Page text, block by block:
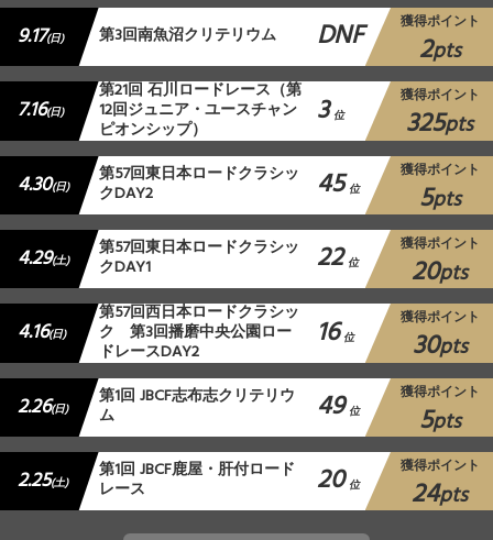
9.17(日) 第3回南魚沼クリテリウム DNF 獲得ポイント
2pts
7.16(日)
第21回 石川ロードレース（第
12回ジュニア・ユースチャン
ピオンシップ） 3 位
獲得ポイント
325pts
4.30(日) 第57回東日本ロードクラシッ
クDAY2 45 位
獲得ポイント
5pts
4.29(土) 第57回東日本ロードクラシッ
クDAY1 22 位
獲得ポイント
20pts
4.16(日)
第57回西日本ロードクラシッ
ク 第3回播磨中央公園ロー
ドレースDAY2 16 位
獲得ポイント
30pts
2.26(日) 第1回 JBCF志布志クリテリウ
ム 49 位
獲得ポイント
5pts
2.25(土) 第1回 JBCF鹿屋・肝付ロード
レース 20 位
獲得ポイント
24pts